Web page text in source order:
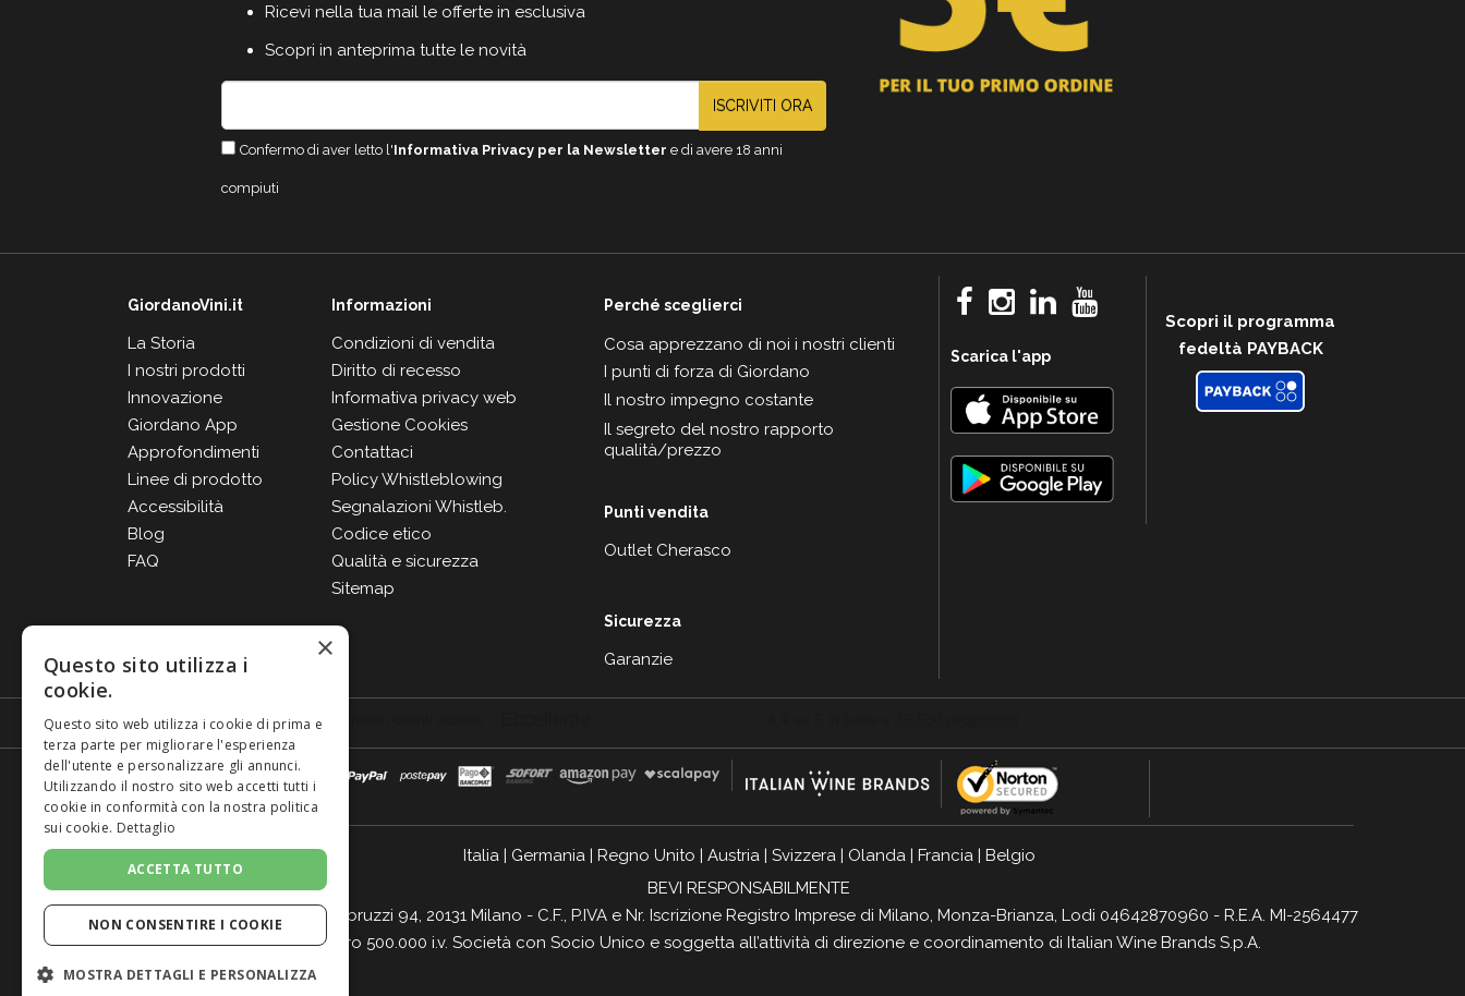
Ricevi nella tua mail le offerte in esclusiva
Scopri in anteprima tutte le novità
ISCRIVITI ORA
Confermo di aver letto l'Informativa Privacy per la Newsletter e di avere 18 anni
compiuti
GiordanoVini.it
La Storia
I nostri prodotti
Innovazione
Giordano App
Approfondimenti
Linee di prodotto
Accessibilità
Blog
FAQ
Informazioni
Condizioni di vendita
Diritto di recesso
Informativa privacy web
Gestione Cookies
Contattaci
Policy Whistleblowing
Segnalazioni Whistleb.
Codice etico
Qualità e sicurezza
Sitemap
Perché sceglierci
Cosa apprezzano di noi i nostri clienti
I punti di forza di Giordano
Il nostro impegno costante
Il segreto del nostro rapporto
qualità/prezzo
Punti vendita
Outlet Cherasco
Sicurezza
Garanzie
Scarica l'app
Scopri il programma
fedeltà PAYBACK
Italia| Germania| Regno Unito | Austria| Svizzera| Olanda| Francia| Belgio
BEVI RESPONSABILMENTE
Giordano Vini S.p.A. Viale Abruzzi 94, 20131 Milano - C.F., P.IVA e Nr. Iscrizione Registro Imprese di Milano, Monza-Brianza, Lodi 04642870960 - R.E.A. MI-2564477
- Cap. Soc. Euro 500.000 i.v. Società con Socio Unico e soggetta all’attività di direzione e coordinamento di Italian Wine Brands S.p.A.
×
Questo sito utilizza i
cookie.
Questo sito web utilizza i cookie di prima e
terza parte per migliorare l'esperienza
dell'utente e personalizzare gli annunci.
Utilizzando il nostro sito web accetti tutti i
cookie in conformità con la nostra politica
sui cookie. Dettaglio
ACCETTA TUTTO
NON CONSENTIRE I COOKIE
MOSTRA DETTAGLI E PERSONALIZZA